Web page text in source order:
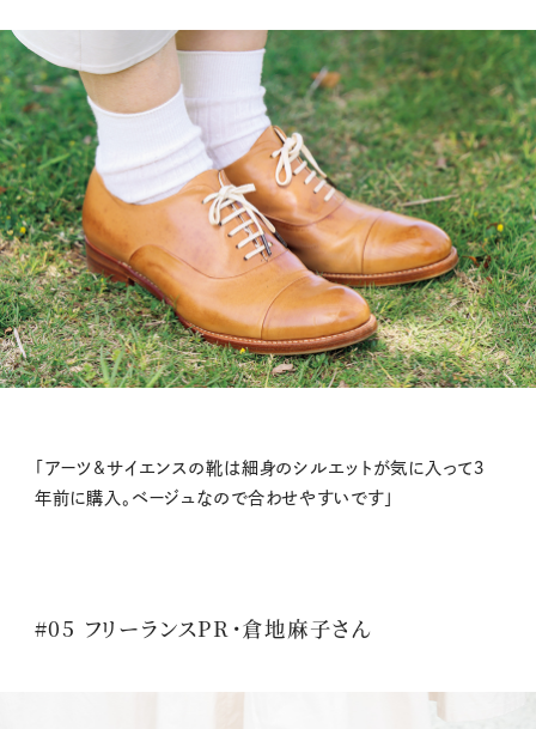
「アーツ&サイエンスの靴は細身のシルエットが気に入って３
年前に購入。ベージュなので合わせやすいです」
#05 フリーランスPR・倉地麻子さん